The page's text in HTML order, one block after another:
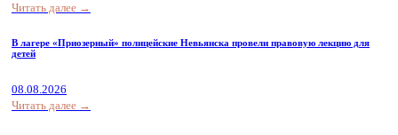
Читать далее →
В лагере «Приозерный» полицейские Невьянска провели правовую лекцию для
детей
08.08.2026
Читать далее →